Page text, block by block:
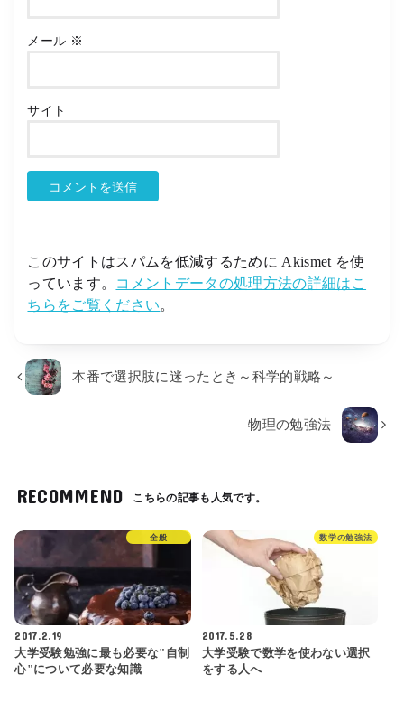
メール ※
サイト
このサイトはスパムを低減するために Akismet を使
っています。 コメントデータの処理方法の詳細はこ
ちらをご覧ください。
本番で選択肢に迷ったとき～科学的戦略～
物理の勉強法
RECOMMEND こちらの記事も人気です。
全般
2017.2.19
大学受験勉強に最も必要な"自制
心"について必要な知識
数学の勉強法
2017.5.28
大学受験で数学を使わない選択
をする人へ